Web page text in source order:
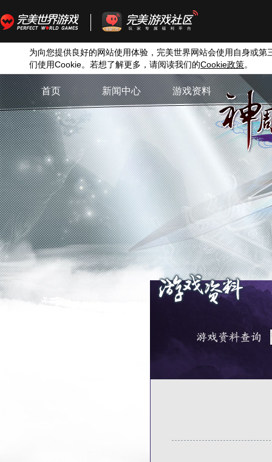
为向您提供良好的网站使用体验，完美世界网站会使用自身或第
们使用Cookie。若想了解更多，请阅读我们的Cookie政策。
首页 新闻中心 游戏资料